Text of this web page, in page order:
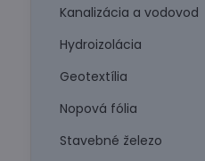
Kanalizácia a vodovod
Hydroizolácia
Geotextília
Nopová fólia
Stavebné železo